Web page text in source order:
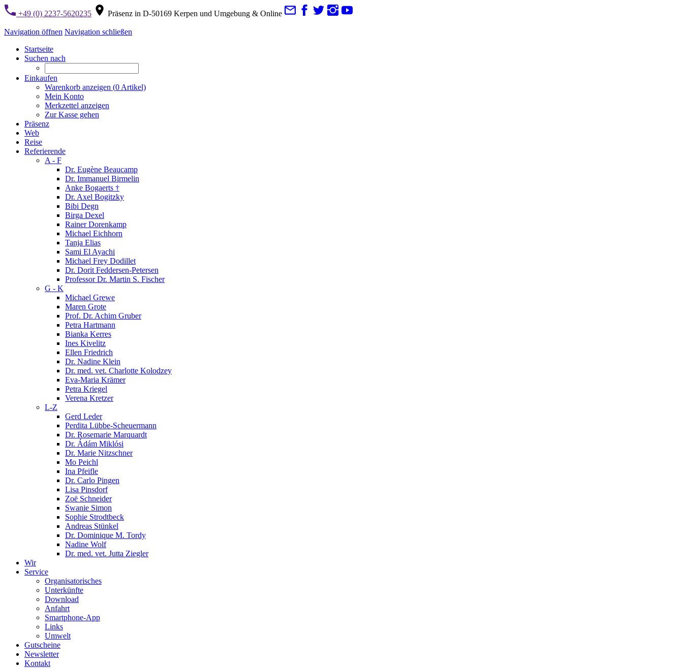
+49 (0) 2237-5620235 Präsenz in D-50169 Kerpen und Umgebung & Online
Navigation öffnen Navigation schließen
Startseite
Suchen nach
Einkaufen
Warenkorb anzeigen (0 Artikel)
Mein Konto
Merkzettel anzeigen
Zur Kasse gehen
Präsenz
Web
Reise
Referierende
A - F
Dr. Eugène Beaucamp
Dr. Immanuel Birmelin
Anke Bogaerts †
Dr. Axel Bogitzky
Bibi Degn
Birga Dexel
Rainer Dorenkamp
Michael Eichhorn
Tanja Elias
Sami El Ayachi
Michael Frey Dodillet
Dr. Dorit Feddersen-Petersen
Professor Dr. Martin S. Fischer
G - K
Michael Grewe
Maren Grote
Prof. Dr. Achim Gruber
Petra Hartmann
Bianka Kerres
Ines Kivelitz
Ellen Friedrich
Dr. Nadine Klein
Dr. med. vet. Charlotte Kolodzey
Eva-Maria Krämer
Petra Kriegel
Verena Kretzer
L-Z
Gerd Leder
Perdita Lübbe-Scheuermann
Dr. Rosemarie Marquardt
Dr. Ádám Miklósi
Dr. Marie Nitzschner
Mo Peichl
Ina Pfeifle
Dr. Carlo Pingen
Lisa Pinsdorf
Zoë Schneider
Swanie Simon
Sophie Strodtbeck
Andreas Stünkel
Dr. Dominique M. Tordy
Nadine Wolf
Dr. med. vet. Jutta Ziegler
Wir
Service
Organisatorisches
Unterkünfte
Download
Anfahrt
Smartphone-App
Links
Umwelt
Gutscheine
Newsletter
Kontakt